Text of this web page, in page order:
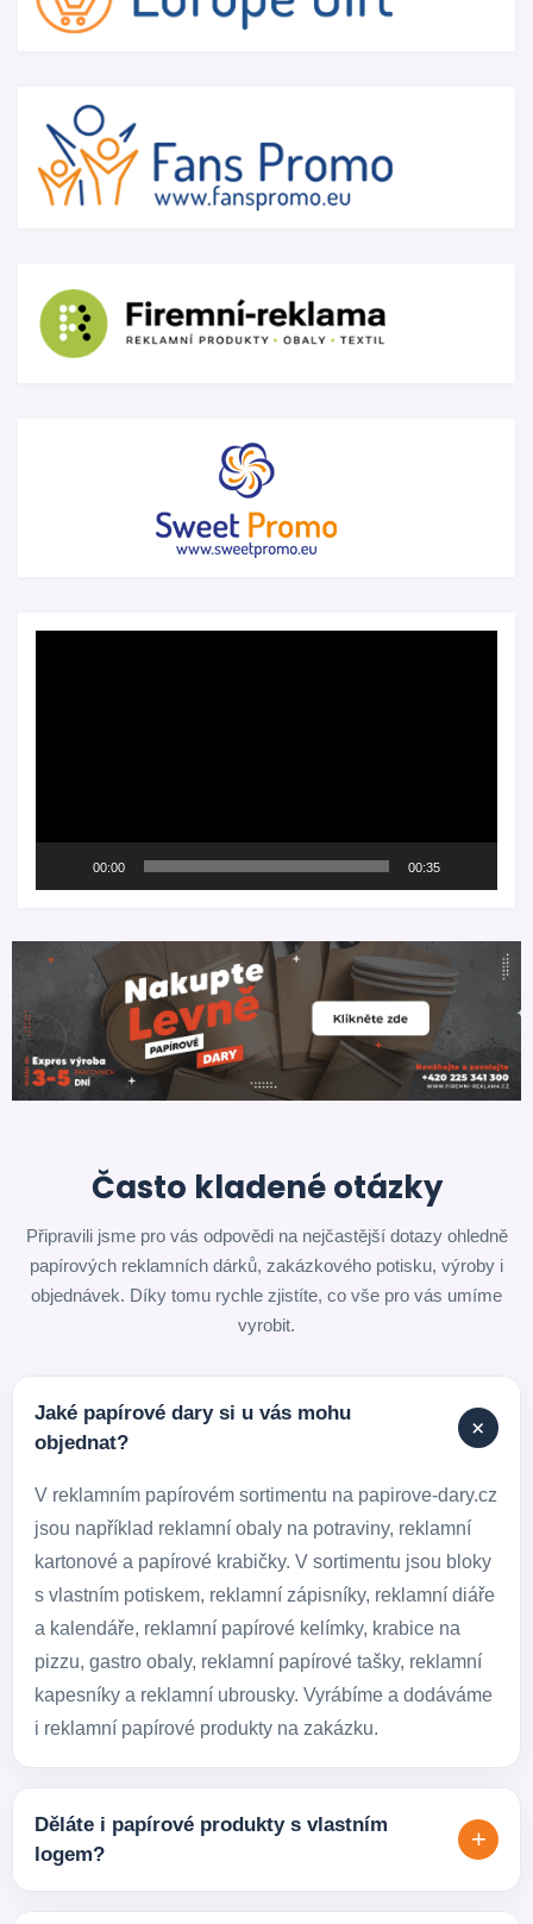
00:00 00:35
Často kladené otázky
Připravili jsme pro vás odpovědi na nejčastější dotazy ohledně
papírových reklamních dárků, zakázkového potisku, výroby i
objednávek. Díky tomu rychle zjistíte, co vše pro vás umíme
vyrobit.
Jaké papírové dary si u vás mohu
objednat?
+
V reklamním papírovém sortimentu na papirove-dary.cz
jsou například reklamní obaly na potraviny, reklamní
kartonové a papírové krabičky. V sortimentu jsou bloky
s vlastním potiskem, reklamní zápisníky, reklamní diáře
a kalendáře, reklamní papírové kelímky, krabice na
pizzu, gastro obaly, reklamní papírové tašky, reklamní
kapesníky a reklamní ubrousky. Vyrábíme a dodáváme
i reklamní papírové produkty na zakázku.
Děláte i papírové produkty s vlastním
logem?
+